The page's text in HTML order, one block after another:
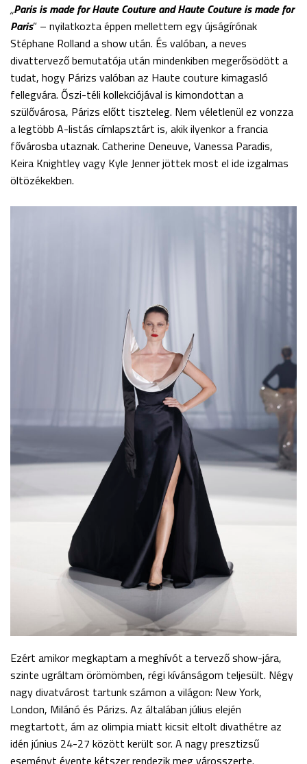
„Paris is made for Haute Couture and Haute Couture is made for
Paris” – nyilatkozta éppen mellettem egy újságírónak
Stéphane Rolland a show után. És valóban, a neves
divattervező bemutatója után mindenkiben megerősödött a
tudat, hogy Párizs valóban az Haute couture kimagasló
fellegvára. Őszi-téli kollekciójával is kimondottan a
szülővárosa, Párizs előtt tiszteleg. Nem véletlenül ez vonzza
a legtöbb A-listás címlapsztárt is, akik ilyenkor a francia
fővárosba utaznak. Catherine Deneuve, Vanessa Paradis,
Keira Knightley vagy Kyle Jenner jöttek most el ide izgalmas
öltözékekben.
Ezért amikor megkaptam a meghívót a tervező show-jára,
szinte ugráltam örömömben, régi kívánságom teljesült. Négy
nagy divatvárost tartunk számon a világon: New York,
London, Milánó és Párizs. Az általában július elején
megtartott, ám az olimpia miatt kicsit eltolt divathétre az
idén június 24-27 között került sor. A nagy presztizsű
eseményt évente kétszer rendezik meg városszerte.